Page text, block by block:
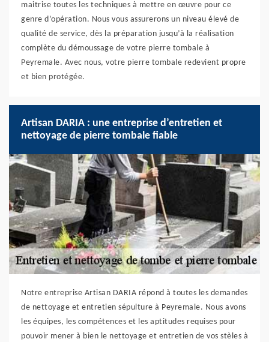
maitrise toutes les techniques à mettre en œuvre pour ce
genre d’opération. Nous vous assurerons un niveau élevé de
qualité de service, dès la préparation jusqu’à la réalisation
complète du démoussage de votre pierre tombale à
Peyremale. Avec nous, votre pierre tombale redevient propre
et bien protégée.
Artisan DARIA : une entreprise d’entretien et
nettoyage de pierre tombale fiable
Notre entreprise Artisan DARIA répond à toutes les demandes
de nettoyage et entretien sépulture à Peyremale. Nous avons
les équipes, les compétences et les aptitudes requises pour
pouvoir mener à bien le nettoyage et entretien de vos stèles à